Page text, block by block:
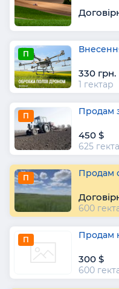
П
330 грн.
1 гектар
П Продам
450 $
625
П Продам
600
П Продам
300 $
600